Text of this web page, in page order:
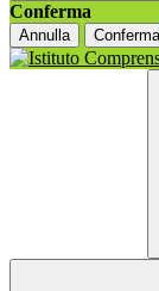
Conferma
Annulla Conferma